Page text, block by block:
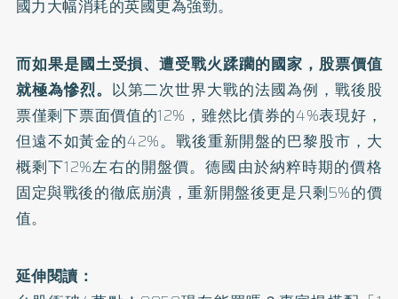
國力大幅消耗的英國更為強勁。
而如果是國土受損、遭受戰火蹂躪的國家，股票價值
就極為慘烈。 以第二次世界大戰的法國為例，戰後股
票僅剩下票面價值的12%，雖然比債券的4%表現好，
但遠不如黃金的42%。戰後重新開盤的巴黎股市，大
概剩下12%左右的開盤價。德國由於納粹時期的價格
固定與戰後的徹底崩潰，重新開盤後更是只剩5%的價
值。
延伸閱讀：